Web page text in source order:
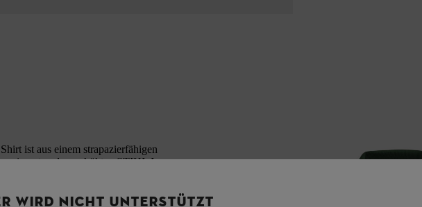
ist aus einem strapazierfähigen
einen tonalen, erhöhten STIHL Logo-
Erhältlich in Grün, Grau, Orange und
WIRD NICHT UNTERSTÜTZT